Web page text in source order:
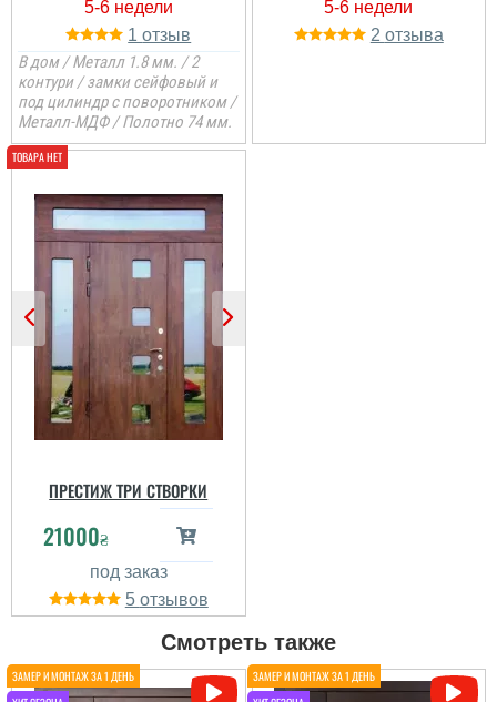
1
В дом / Металл 1.8 мм. / 2
контури / замки сейфовый и
под цилиндр с поворотником /
Металл-МДФ / Полотно 74 мм.
2
ПРЕСТИЖ ТРИ СТВОРКИ
21000₴
5
Смотреть также